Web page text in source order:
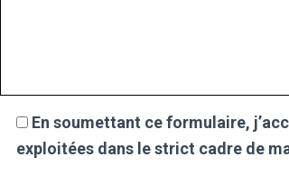
En soumettant ce formulaire,
exploitées dans le strict cadre de